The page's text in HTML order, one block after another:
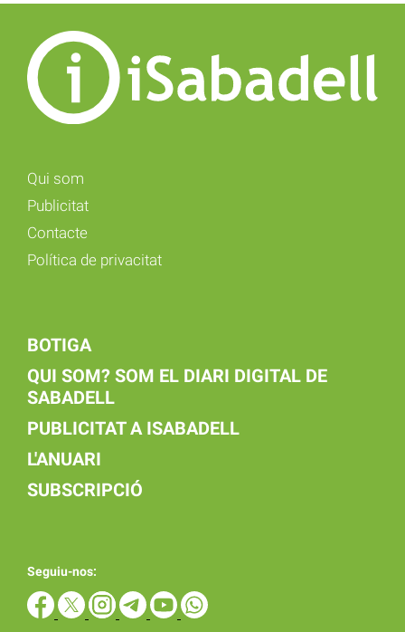
Qui som
Publicitat
Contacte
Política de privacitat
BOTIGA
QUI SOM? SOM EL DIARI DIGITAL DE
SABADELL
PUBLICITAT A ISABADELL
L'ANUARI
SUBSCRIPCIÓ
Seguiu-nos: